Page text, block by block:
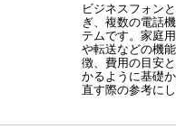
在庫・購買
物流・倉庫
ビジネスフォン
ぎ、複数の電話
テムです。家庭
や転送などの機
徴、費用の目安
かるように基礎
直す際の参考にし